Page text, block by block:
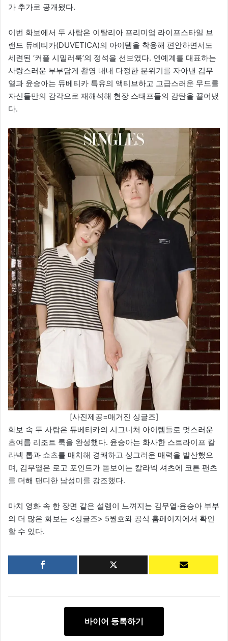
가 추가로 공개됐다.
이번 화보에서 두 사람은 이탈리아 프리미엄 라이프스타일 브
랜드 듀베티카(DUVETICA)의 아이템을 착용해 편안하면서도
세련된 ‘커플 시밀러룩’의 정석을 선보였다. 연예계를 대표하는
사랑스러운 부부답게 촬영 내내 다정한 분위기를 자아낸 김무
열과 윤승아는 듀베티카 특유의 액티브하고 고급스러운 무드를
자신들만의 감각으로 재해석해 현장 스태프들의 감탄을 끌어냈
다.
[사진제공=매거진 싱글즈]
화보 속 두 사람은 듀베티카의 시그니처 아이템들로 멋스러운
초여름 리조트 룩을 완성했다. 윤승아는 화사한 스트라이프 칼
라넥 톱과 쇼츠를 매치해 경쾌하고 싱그러운 매력을 발산했으
며, 김무열은 로고 포인트가 돋보이는 칼라넥 셔츠에 코튼 팬츠
를 더해 댄디한 남성미를 강조했다.
마치 영화 속 한 장면 같은 설렘이 느껴지는 김무열·윤승아 부부
의 더 많은 화보는 <싱글즈> 5월호와 공식 홈페이지에서 확인
할 수 있다.
바이어 등록하기